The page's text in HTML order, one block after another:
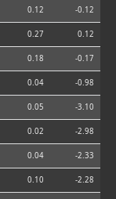
0.12 -0.12
0.27 0.12
0.18 -0.17
0.04 -0.98
0.05 -3.10
0.02 -2.98
0.04 -2.33
0.10 -2.28